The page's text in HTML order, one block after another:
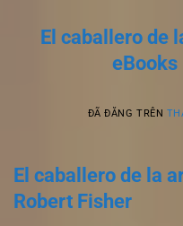
El caballero de
eBooks
ĐÃ ĐĂNG TRÊN
El caballero de la
Robert Fisher